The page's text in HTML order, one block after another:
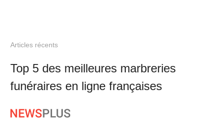
Articles récents
Top 5 des meilleures marbreries
funéraires en ligne françaises